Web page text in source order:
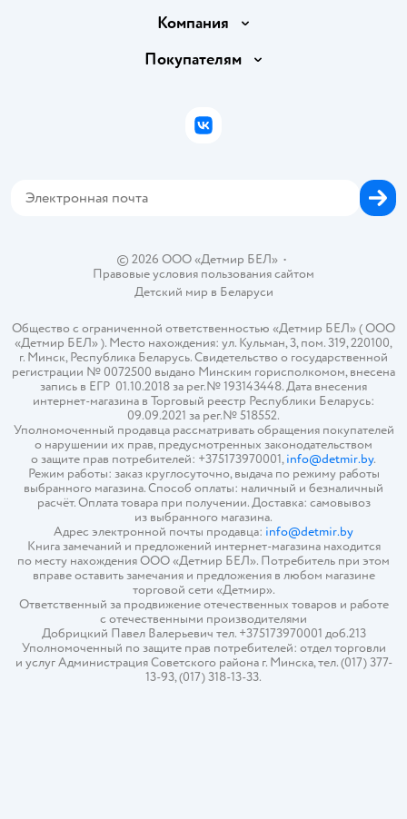
Доставка и оплата
Правила продажи
Политика использования файлов cookie
Компания
Вакансии
Покупателям
Бонусные карты
© 2026 ООО «Детмир БЕЛ»•
Правовые условия пользования сайтом
Детский мир в Беларуси
Общество с ограниченной ответственностью «Детмир БЕЛ» ( ООО
«Детмир БЕЛ» ). Место нахождения: ул. Кульман, 3, пом. 319, 220100,
г. Минск, Республика Беларусь. Свидетельство о государственной
регистрации № 0072500 выдано Минским горисполкомом, внесена
запись в ЕГР 01.10.2018 за рег.№ 193143448. Дата внесения
интернет-магазина в Торговый реестр Республики Беларусь:
09.09.2021 за рег.№ 518552.
Уполномоченный продавца рассматривать обращения покупателей
о нарушении их прав, предусмотренных законодательством
о защите прав потребителей: +375173970001,info@detmir.by.
Режим работы: заказ круглосуточно, выдача по режиму работы
выбранного магазина. Способ оплаты: наличный и безналичный
расчёт. Оплата товара при получении. Доставка: самовывоз
из выбранного магазина.
Адрес электронной почты продавца: info@detmir.by
Книга замечаний и предложений интернет-магазина находится
по месту нахождения ООО «Детмир БЕЛ». Потребитель при этом
вправе оставить замечания и предложения в любом магазине
торговой сети «Детмир».
Ответственный за продвижение отечественных товаров и работе
с отечественными производителями
Добрицкий Павел Валерьевич тел. +375173970001 доб.213
Уполномоченный по защите прав потребителей: отдел торговли
и услуг Администрация Советского района г. Минска, тел. (017) 377-
13-93, (017) 318-13-33.
ВКонтакте